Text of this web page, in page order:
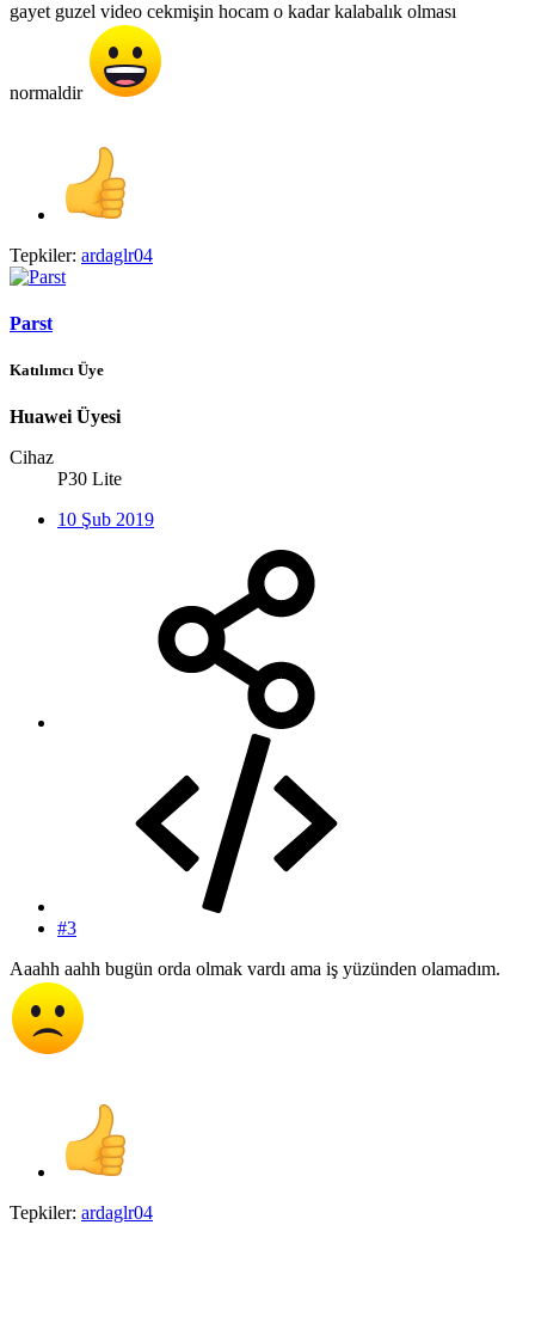
gayet guzel video cekmişin hocam o kadar kalabalık olması
normaldir
Tepkiler: ardaglr04
Parst
Katılımcı Üye
Huawei Üyesi
Cihaz
P30 Lite
10 Şub 2019
#3
Aaahh aahh bugün orda olmak vardı ama iş yüzünden olamadım.
Tepkiler: ardaglr04